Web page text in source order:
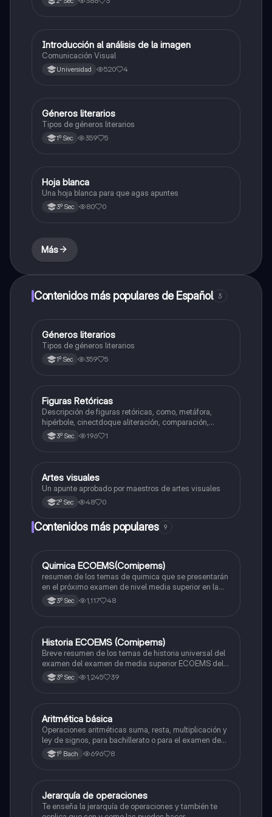
Artes
Introducción al análisis de la imagen
Comunicación Visual
Universidad 520 4
Español
Géneros literarios
Tipos de géneros literarios
1º Sec 359 5
Artes
Hoja blanca
Una hoja blanca para que agas apuntes
3º Sec 80 0
Más
Contenidos más populares de Español 3
Español
Géneros literarios
Tipos de géneros literarios
1º Sec 359 5
Artes
Figuras Retóricas
Descripción de figuras retóricas, como, metáfora,
hipérbole, cinectdoque aliteración, comparación,
personificación, figuras retóricas en el arte
3º Sec 196 1
Artes
Artes visuales
Un apunte aprobado por maestros de artes visuales
2º Sec 48 0
Contenidos más populares 9
Química
Quimica ECOEMS(Comipems)
resumen de los temas de quimica que se presentarán
en el próximo examen de nivel media superior en la
zona metropolitana de el valle de México
3º Sec 1,117 48
Historia
Historia ECOEMS (Comipems)
Breve resumen de los temas de historia universal del
examen del examen de media superior ECOEMS del
valle de México
3º Sec 1,245 39
Matemáticas
Aritmética básica
Operaciones aritméticas suma, resta, multiplicación y
ley de signos, para bachillerato o para el examen de
admisión a la universidad
1º Bach 696 8
Matemáticas
Jerarquía de operaciones
Te enseña la jerarquía de operaciones y también te